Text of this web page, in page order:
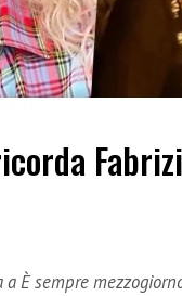
È sempre